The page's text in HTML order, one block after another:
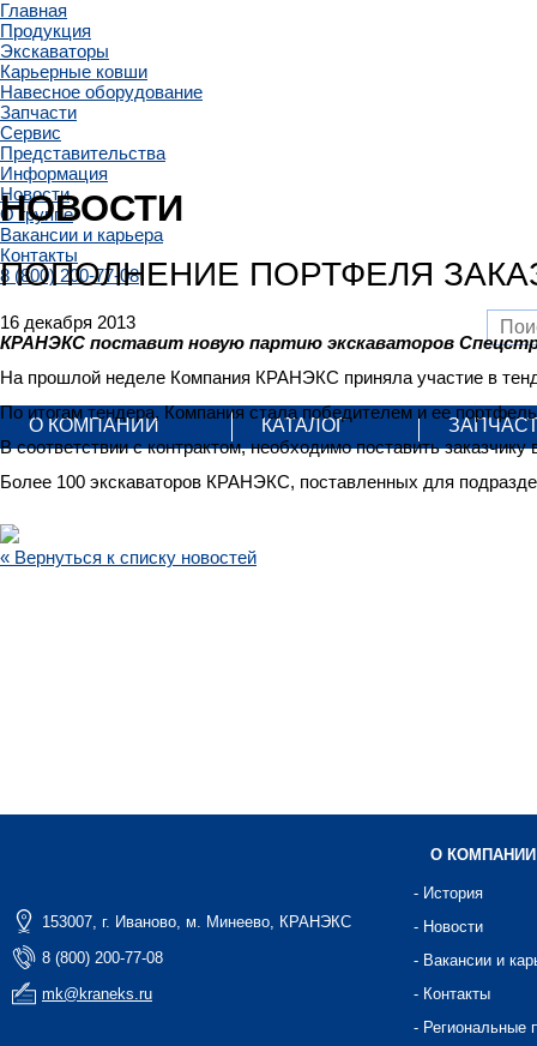
Главная
Продукция
Экскаваторы
Карьерные ковши
Навесное оборудование
Запчасти
Сервис
Представительства
Информация
Новости
О группе
Вакансии и карьера
Контакты
8 (800) 200-77-08
О КОМПАНИИ КАТАЛОГ
НОВОСТИ
ПОПОЛНЕНИЕ ПОРТФЕЛЯ
16 декабря 2013
КРАНЭКС поставит новую партию экскаваторов
На прошлой неделе Компания КРАНЭКС приняла участие в
По итогам тендера, Компания стала победителем и ее
В соответствии с контрактом, необходимо поставить
Более 100 экскаваторов КРАНЭКС, поставленных для
« Вернуться к списку новостей
153007, г. Иваново, м. Минеево, КРАНЭКС
8 (800) 200-77-08
mk@kraneks.ru
О КОМПАНИИ
- История
- Новости
- Вакансии и
- Контакты
- Региональные